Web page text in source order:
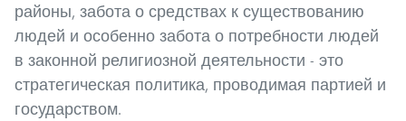
районы, забота о средствах к существованию
людей и особенно забота о потребности людей
в законной религиозной деятельности - это
стратегическая политика, проводимая партией и
государством.